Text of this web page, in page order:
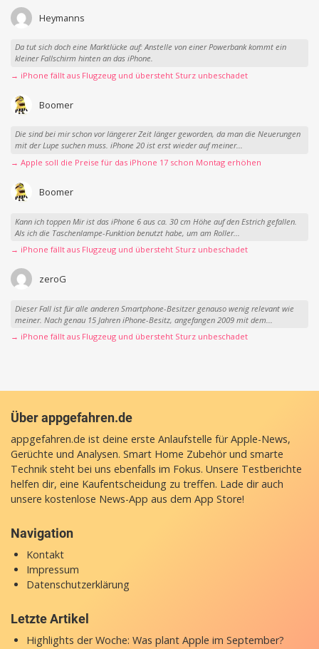
Heymanns
Da tut sich doch eine Marktlücke auf: Anstelle von einer Powerbank kommt ein
kleiner Fallschirm hinten an das iPhone.
→ iPhone fällt aus Flugzeug und übersteht Sturz unbeschadet
Boomer
Die sind bei mir schon vor längerer Zeit länger geworden, da man die Neuerungen
mit der Lupe suchen muss. iPhone 20 ist erst wieder auf meiner...
→ Apple soll die Preise für das iPhone 17 schon Montag erhöhen
Boomer
Kann ich toppen Mir ist das iPhone 6 aus ca. 30 cm Höhe auf den Estrich gefallen.
Als ich die Taschenlampe-Funktion benutzt habe, um am Roller...
→ iPhone fällt aus Flugzeug und übersteht Sturz unbeschadet
zeroG
Dieser Fall ist für alle anderen Smartphone-Besitzer genauso wenig relevant wie
meiner. Nach genau 15 Jahren iPhone-Besitz, angefangen 2009 mit dem...
→ iPhone fällt aus Flugzeug und übersteht Sturz unbeschadet
Über appgefahren.de
appgefahren.de ist deine erste Anlaufstelle für Apple-News,
Gerüchte und Analysen. Smart Home Zubehör und smarte
Technik steht bei uns ebenfalls im Fokus. Unsere Testberichte
helfen dir, eine Kaufentscheidung zu treffen. Lade dir auch
unsere kostenlose News-App aus dem App Store!
Navigation
Kontakt
Impressum
Datenschutzerklärung
Letzte Artikel
Highlights der Woche: Was plant Apple im September?